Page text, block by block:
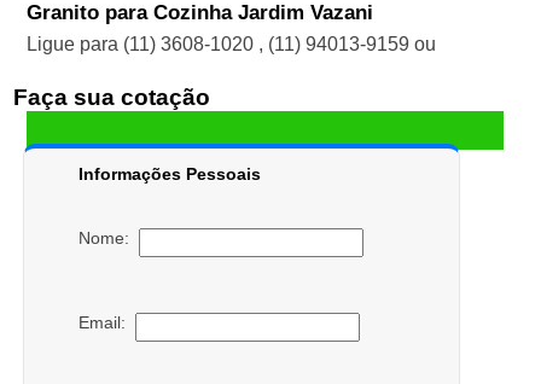
Granito para Cozinha Jardim Vazani
Ligue para (11) 3608-1020 , (11) 94013-9159 ou
Faça sua cotação
Informações Pessoais
Nome:
Email: